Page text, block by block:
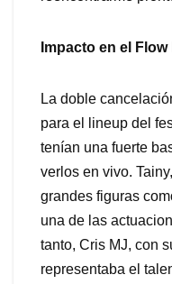
Impacto en el Flow
La doble
para el lineup del
tenían una fuerte
verlos en vivo.
grandes figuras
una de las
tanto, Cris MJ, con
representaba el